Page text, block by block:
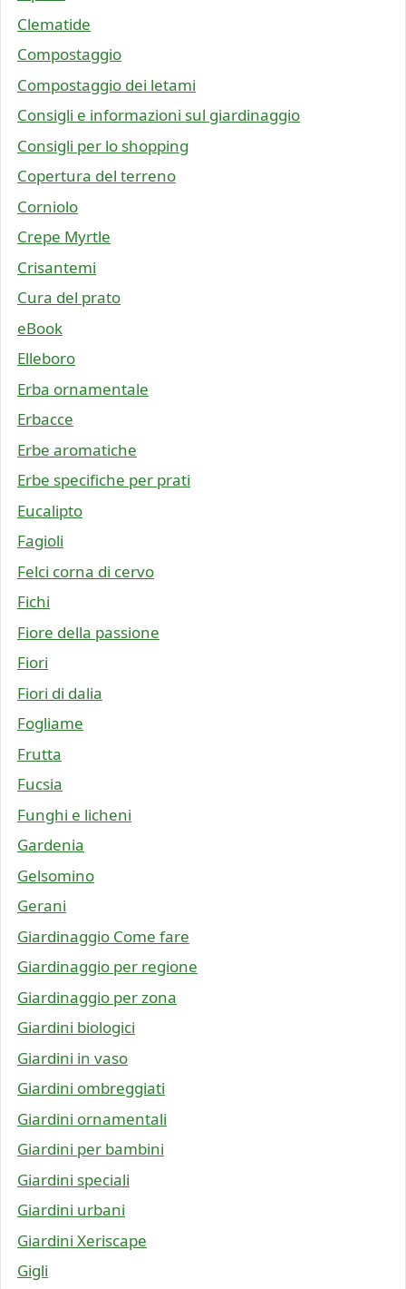
Clematide
Compostaggio
Compostaggio dei letami
Consigli e informazioni sul giardinaggio
Consigli per lo shopping
Copertura del terreno
Corniolo
Crepe Myrtle
Crisantemi
Cura del prato
eBook
Elleboro
Erba ornamentale
Erbacce
Erbe aromatiche
Erbe specifiche per prati
Eucalipto
Fagioli
Felci corna di cervo
Fichi
Fiore della passione
Fiori
Fiori di dalia
Fogliame
Frutta
Fucsia
Funghi e licheni
Gardenia
Gelsomino
Gerani
Giardinaggio Come fare
Giardinaggio per regione
Giardinaggio per zona
Giardini biologici
Giardini in vaso
Giardini ombreggiati
Giardini ornamentali
Giardini per bambini
Giardini speciali
Giardini urbani
Giardini Xeriscape
Gigli